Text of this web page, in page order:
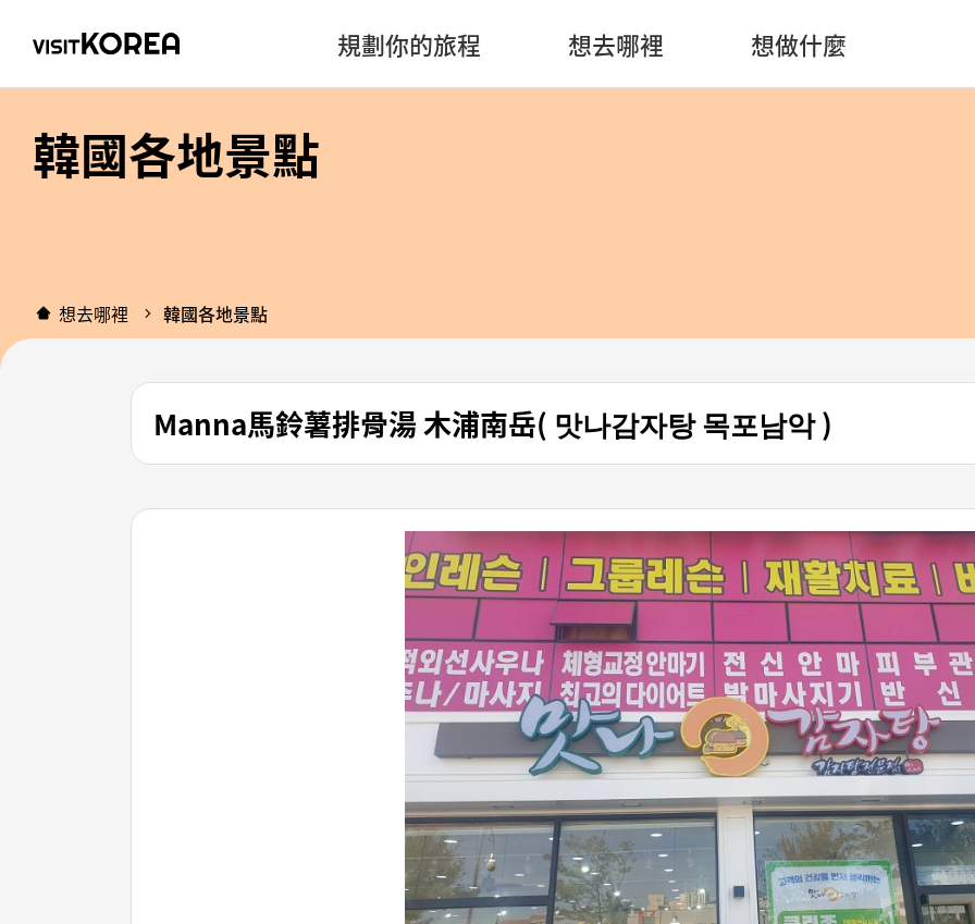
規劃你的旅程 想去哪裡 想做什麼
韓國各地景點
想去哪裡 韓國各地景點
Manna馬鈴薯排骨湯 木浦南岳( 맛나감자탕 목포남악 )